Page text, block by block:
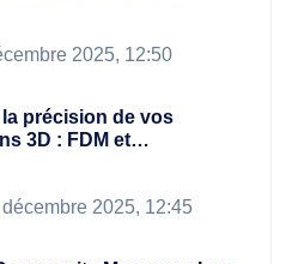
2025, 12:50
précision de vos
3D : FDM et…
2025, 12:45